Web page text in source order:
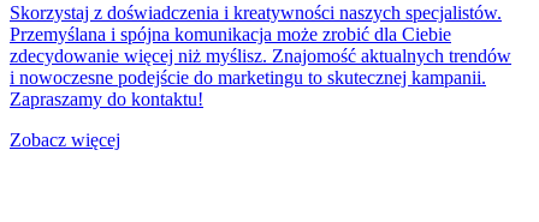
Skorzystaj z doświadczenia i kreatywności naszych specjalistów.
Przemyślana i spójna komunikacja może zrobić dla Ciebie
zdecydowanie więcej niż myślisz. Znajomość aktualnych trendów
i nowoczesne podejście do marketingu to skutecznej kampanii.
Zapraszamy do kontaktu!
Zobacz więcej